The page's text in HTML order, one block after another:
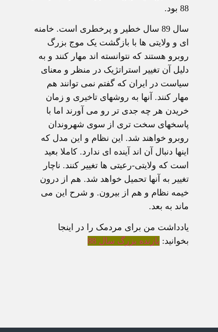
88 بود.
سال 89 سال خطیر و پرخطری است. خامنه
ای و ولایتی ها با بازگشت یک موج بزرگ
روبرو هستند که نتوانسته اند مهار کنند و به
دلیل آن تغییر استراتژیک در منظر و معنای
سیاست در ایران که گفتم نمی توانند هم
مهار کنند. آنها به روشهای تاخیری و زمان
خریدن هر چه جدی تر رو می آورند اما با
پاسخهای سخت تری از سوی شهروندان
روبرو خواهند شد. این نظام و این مدل که
اینها دنبال آن اند آینده ای ندارد. کاملا بعید
است که ولایتی-رعیتی ها تغییر کنند. ناچار
تغییر به آنها تحمیل خواهد شد. هم از درون
خیمه نظام و هم از بیرون. و شرح این می
ماند به بعد.
یادداشت من برای مردمک را در اینجا
بخوانید: بازنده بزرگ سال 88